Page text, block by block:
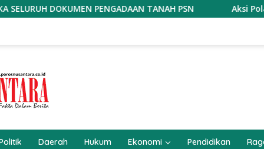
TANAH PSN Aksi Polantas Karib KA Induk PJR
Daerah Hukum Ekonomi Pendidikan